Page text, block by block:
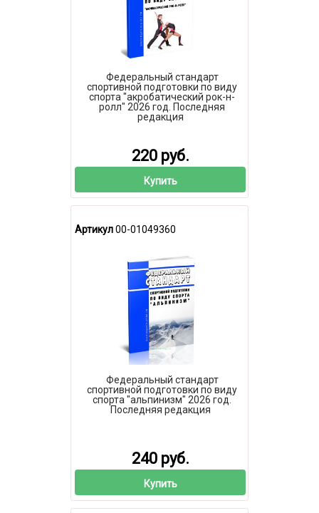
Федеральный стандарт
спортивной подготовки по виду
спорта "акробатический рок-н-
ролл" 2026 год. Последняя
редакция
220 руб.
Купить
Артикул00-01049360
Федеральный стандарт
спортивной подготовки по виду
спорта "альпинизм" 2026 год.
Последняя редакция
240 руб.
Купить